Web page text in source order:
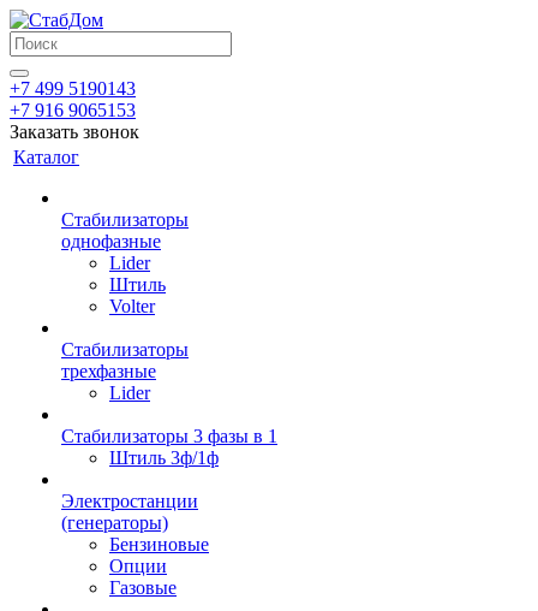
+7 499 5190143
+7 916 9065153
Заказать звонок
Каталог
Стабилизаторы
однофазные
Lider
Штиль
Volter
Стабилизаторы
трехфазные
Lider
Стабилизаторы 3 фазы в 1
Штиль 3ф/1ф
Электростанции
(генераторы)
Бензиновые
Опции
Газовые